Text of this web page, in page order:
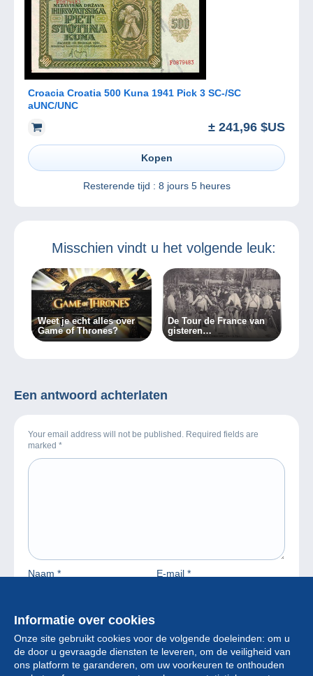
Croacia Croatia 500 Kuna 1941 Pick 3 SC-/SC
aUNC/UNC
± 241,96 $US
Kopen
Resterende tijd : 8 jours 5 heures
Misschien vindt u het volgende leuk:
Weet je echt alles over
Game of Thrones?
De Tour de France van
gisteren…
Een antwoord achterlaten
Your email address will not be published. Required fields are
marked *
Naam * E-mail *
Informatie over cookies
Onze site gebruikt cookies voor de volgende doeleinden: om u
de door u gevraagde diensten te leveren, om de veiligheid van
ons platform te garanderen, om uw voorkeuren te onthouden